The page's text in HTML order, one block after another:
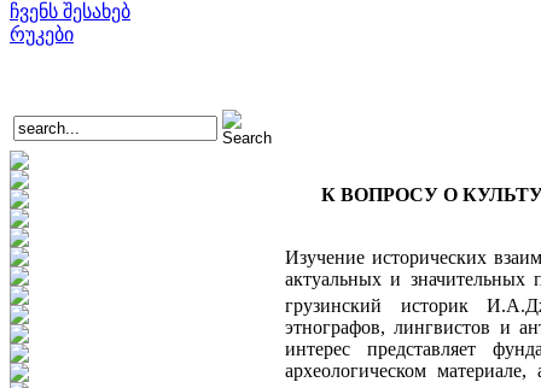
ჩვენს შესახებ
რუკები
К ВОПРОСУ О
Изучение исторических
актуальных и значительных
грузинский историк
этнографов, лингвистов и
интерес представляет
археологическом